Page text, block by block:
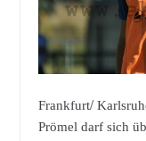
Frankfurt/
Prömel darf sich